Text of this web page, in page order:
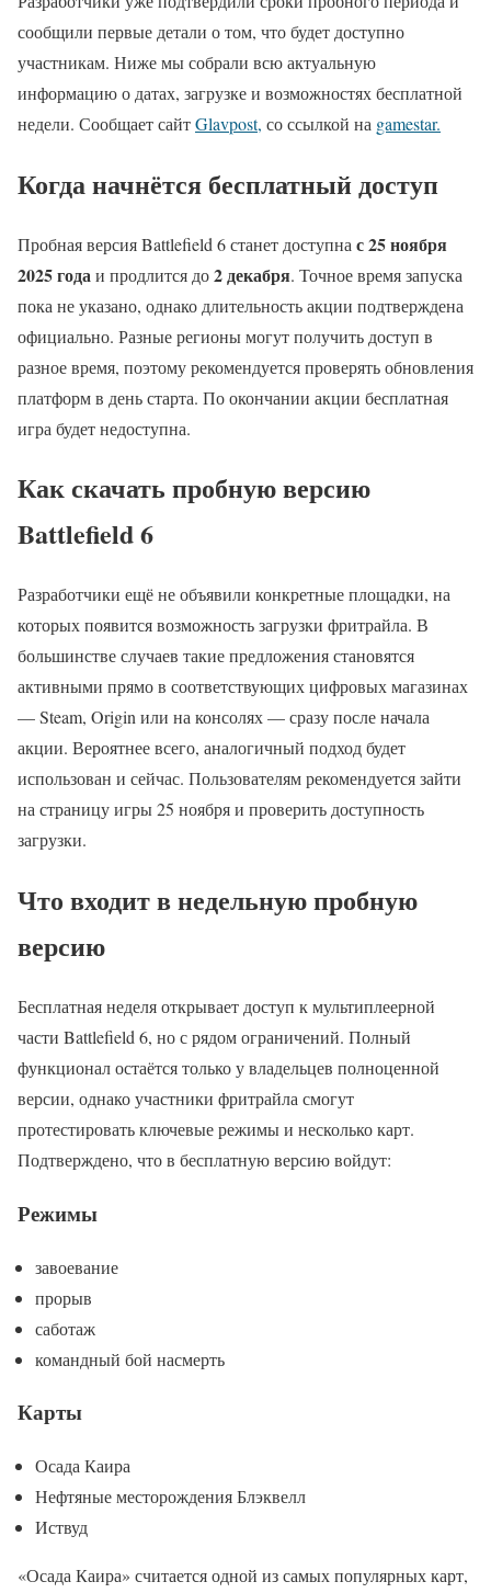
сообщили первые детали о том, что будет доступно
участникам. Ниже мы собрали всю актуальную
информацию о датах, загрузке и возможностях бесплатной
недели. Сообщает сайтGlavpost, со ссылкой на gamestar.
Когда начнётся бесплатный доступ
Пробная версия Battlefield 6 станет доступна с 25 ноября
2025 года и продлится до2 декабря. Точное время запуска
пока не указано, однако длительность акции подтверждена
официально. Разные регионы могут получить доступ в
разное время, поэтому рекомендуется проверять обновления
платформ в день старта. По окончании акции бесплатная
игра будет недоступна.
Как скачать пробную версию
Battlefield 6
Разработчики ещё не объявили конкретные площадки, на
которых появится возможность загрузки фритрайла. В
большинстве случаев такие предложения становятся
активными прямо в соответствующих цифровых магазинах
— Steam, Origin или на консолях — сразу после начала
акции. Вероятнее всего, аналогичный подход будет
использован и сейчас. Пользователям рекомендуется зайти
на страницу игры 25 ноября и проверить доступность
загрузки.
Что входит в недельную пробную
версию
Бесплатная неделя открывает доступ к мультиплеерной
части Battlefield 6, но с рядом ограничений. Полный
функционал остаётся только у владельцев полноценной
версии, однако участники фритрайла смогут
протестировать ключевые режимы и несколько карт.
Подтверждено, что в бесплатную версию войдут:
Режимы
завоевание
прорыв
саботаж
командный бой насмерть
Карты
Осада Каира
Нефтяные месторождения Блэквелл
Иствуд
«Осада Каира» считается одной из самых популярных карт,